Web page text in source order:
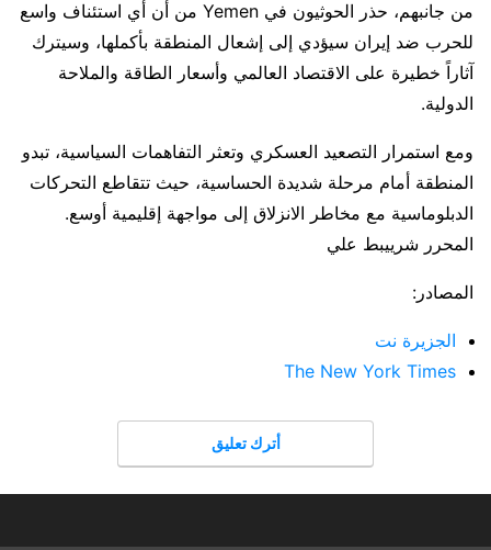
من جانبهم، حذر الحوثيون في Yemen من أن أي استئناف واسع
للحرب ضد إيران سيؤدي إلى إشعال المنطقة بأكملها، وسيترك
آثاراً خطيرة على الاقتصاد العالمي وأسعار الطاقة والملاحة
الدولية.
ومع استمرار التصعيد العسكري وتعثر التفاهمات السياسية، تبدو
المنطقة أمام مرحلة شديدة الحساسية، حيث تتقاطع التحركات
الدبلوماسية مع مخاطر الانزلاق إلى مواجهة إقليمية أوسع.
المحرر شرييبط علي
المصادر:
الجزيرة نت
The New York Times
أترك تعليق